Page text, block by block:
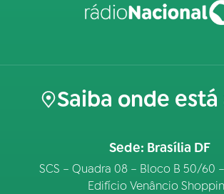
Saiba onde está
Sede: Brasília DF
SCS – Quadra 08 – Bloco B 50/60
Edifício Venâncio